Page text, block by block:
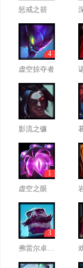
惩戒之箭
虚空掠夺者
4
影流之镰
虚空之眼
1
弗雷尔卓德之心
3